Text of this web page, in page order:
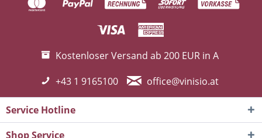
Kostenloser Versand ab 200 EUR in A
+43 1 9165100
office@vinisio.at
Service Hotline
Shop Service